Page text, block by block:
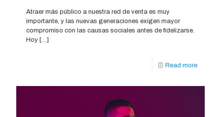
Atraer más público a nuestra red de venta es muy
importante, y las nuevas generaciones exigen mayor
compromiso con las causas sociales antes de fidelizarse.
Hoy […]
Read more